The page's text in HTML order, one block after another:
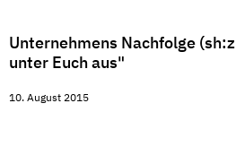
Unternehmens Nachfolge
unter Euch aus"
10. August 2015